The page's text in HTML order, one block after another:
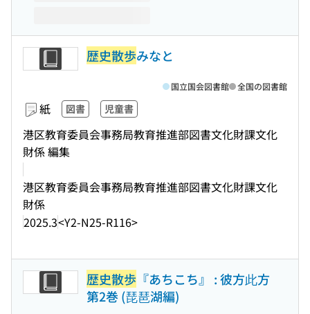
歴史散歩みなと
紙 図書 児童書
港区教育委員会事務局教育推進部図書文化財課文化
財係 編集
港区教育委員会事務局教育推進部図書文化財課文化
財係
2025.3<Y2-N25-R116>
国立国会図書館 全国の図書館
歴史散歩 『あちこち』 : 彼方此方
第2巻 (琵琶湖編)